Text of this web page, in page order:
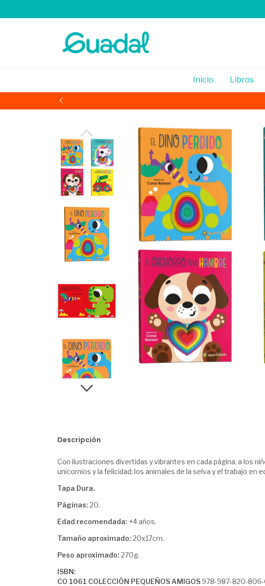
Inicio Libros
Descripción
Con ilustraciones divertidas y vibrantes en cada página, a los
unicornios y la felicidad; los animales de la selva y el trabajo en
Tapa Dura.
Páginas: 20.
Edad recomendada: +4 años.
Tamaño aproximado: 20x17cm.
Peso aproximado: 270g.
ISBN:
CO 1061 COLECCIÓN PEQUEÑOS AMIGOS 978-987-820-